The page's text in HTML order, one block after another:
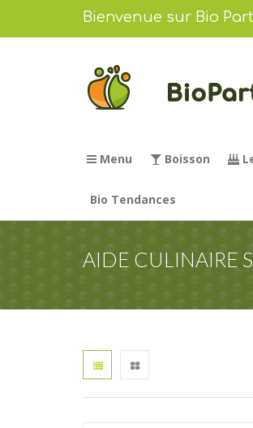
Bienvenue sur Bio
Menu Boisson
Bio Tendances
AIDE CULINAIRE